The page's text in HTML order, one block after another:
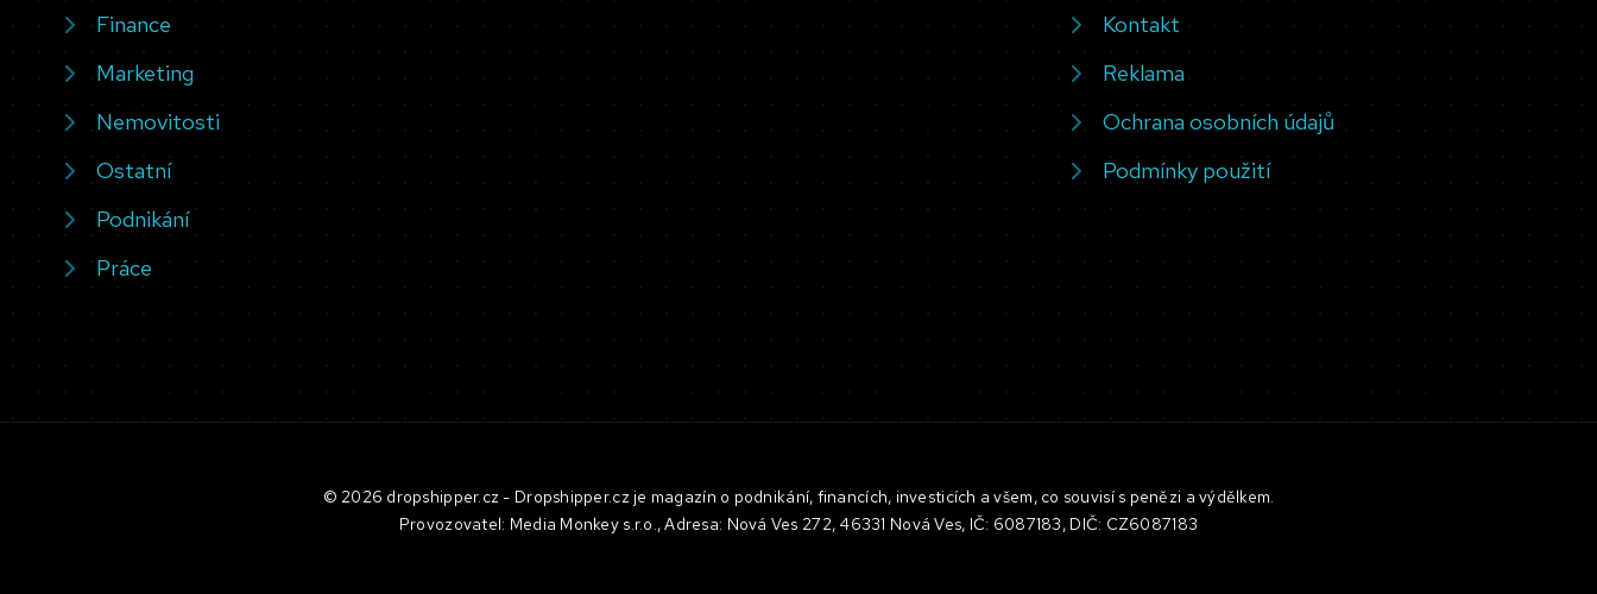
Finance
Marketing
Nemovitosti
Ostatní
Podnikání
Práce
Kontakt
Reklama
Ochrana osobních údajů
Podmínky použití
© 2026 dropshipper.cz - Dropshipper.cz je magazín o podnikání, financích, investicích a všem, co souvisí s penězi a výdělkem.
Provozovatel: Media Monkey s.r.o., Adresa: Nová Ves 272, 46331 Nová Ves, IČ: 6087183, DIČ: CZ6087183